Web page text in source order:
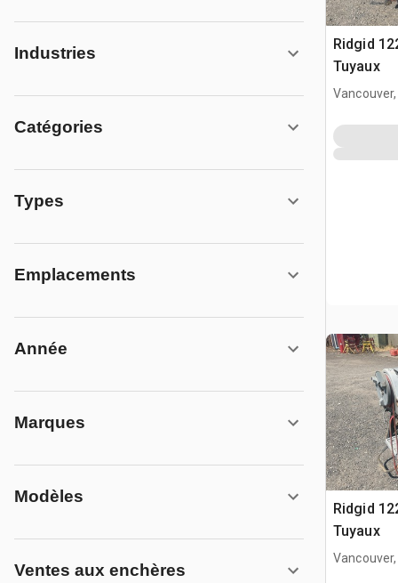
Industries
Catégories
Types
Emplacements
Année
Marques
Modèles
Ventes aux enchères
Ridgid
Tuyaux
Ridgid
Tuyaux